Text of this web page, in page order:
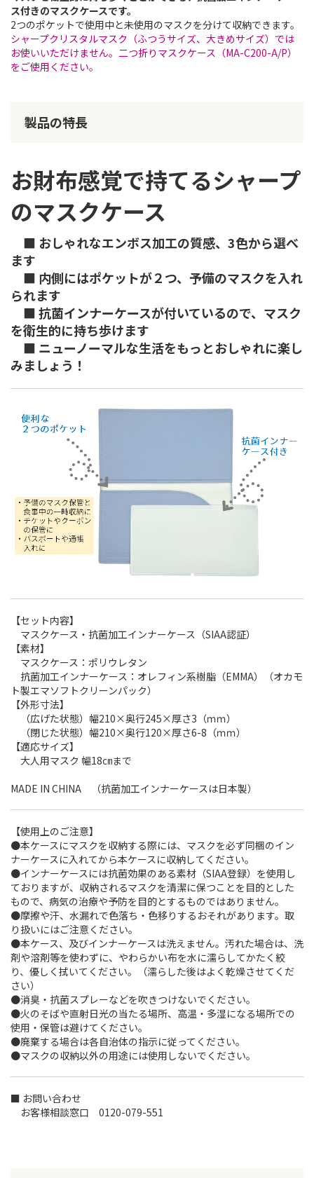
ス付きのマスクケースです。
2つのポケットで使用中と未使用のマスクを分けて収納できます。
シャープクリスタルマスク（ふつうサイズ、大きめサイズ）では
お使いいただけません。二つ折りマスクケース（MA-C200-A/P）
をご使用ください。
製品の特長
お財布感覚で持てるシャープ
のマスクケース
■ おしゃれなエンボス加工の質感、3色から選べ
ます
■ 内側にはポケットが２つ、予備のマスクを入れ
られます
■ 抗菌インナーケースが付いているので、マスク
を衛生的に持ち歩けます
■ ニューノーマルな生活をもっとおしゃれに楽し
みましょう！
【セット内容】
マスクケース・抗菌加工インナーケース（SIAA認証）
【素材】
マスクケース：ポリウレタン
抗菌加工インナーケース：オレフィン系樹脂（EMMA）（オカモ
ト製エマソフトクリーンパック）
【外形寸法】
（広げた状態）幅210×奥行245×厚さ3（ｍｍ）
（閉じた状態）幅210×奥行120×厚さ6-8（ｍｍ）
【適応サイズ】
大人用マスク 幅18㎝まで
MADE IN CHINA （抗菌加工インナーケースは日本製）
【使用上のご注意】
●本ケースにマスクを収納する際には、マスクを必ず同梱のイン
ナーケースに入れてから本ケースに収納してください。
●インナーケースには抗菌効果のある素材（SIAA登録）を使用し
ておりますが、収納されるマスクを清潔に保つことを目的とした
もので、病気の治療や予防を目的とするものではありません。
●摩擦や汗、水漏れで色落ち・色移りするおそれがあります。取
り扱いにはご注意ください。
●本ケース、及びインナーケースは洗えません。汚れた場合は、洗
剤や溶剤等を使わずに、やわらかい布を水に濡らしてかたく絞
り、優しく拭いてください。（濡らした後はよく乾燥させてくだ
さい）
●消臭・抗菌スプレーなどを吹きつけないでください。
●火のそばや直射日光の当たる場所、高温・多湿になる場所での
使用・保管は避けてください。
●廃棄する場合は各自治体の指示に従ってください。
●マスクの収納以外の用途には使用しないでください。
■ お問い合わせ
お客様相談窓口 0120-079-551